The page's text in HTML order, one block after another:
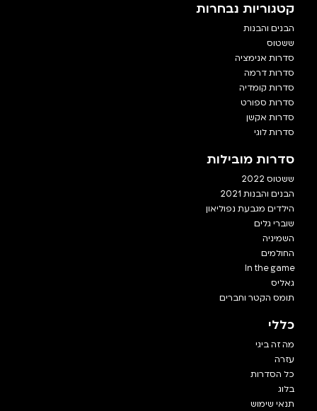
קטגוריות נבחרות
הבנים והבנות
ששטוס
סדרות אנימציה
סדרות דרמה
סדרות קומדיה
סדרות ספורט
סדרות אקשן
סדרות לוגי
סדרות מובילות
ששטוס 2022
הבנים והבנות 2021
הילדים מגבעת נפוליאון
שוברי גלים
השמיניה
החולמים
In the game
גאליס
תומס הקטר וחברים
כללי
מה זה ביגי
עזרה
כל הסדרות
בלוג
תנאי שימוש